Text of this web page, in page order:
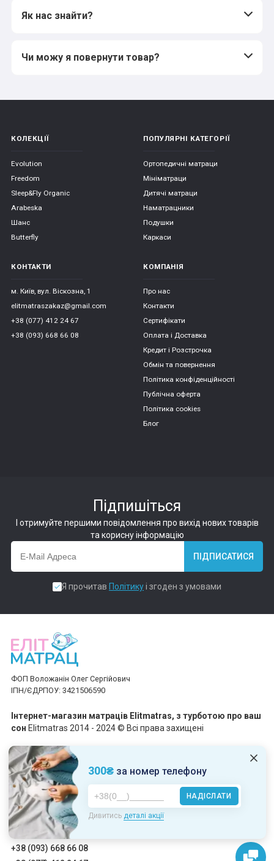
Як нас знайти?
Чи можу я повернути товар?
300₴за номер телефону
НАДІСЛАТИ
Дивитись деталі акції
КОЛЕКЦІЇ
Evolution
Freedom
Sleep&Fly Organic
Arabeska
Шанс
Butterfly
ПОПУЛЯРНІ КАТЕГОРІЇ
Ортопедичні матраци
Мініматраци
Дитячі матраци
Наматрацники
Подушки
Каркаси
КОНТАКТИ
м. Київ, вул. Віскозна, 1
elitmatraszakaz@gmail.com
+38 (077) 412 24 67
+38 (093) 668 66 08
КОМПАНІЯ
Про нас
Контакти
Сертифікати
Оплата і Доставка
Кредит і Розстрочка
Обмін та повернення
Політика конфіденційності
Публічна оферта
Політика cookies
Блог
Підпишіться
І отримуйте першими повідомлення про вихід нових товарів
та корисну інформацію
ПІДПИСАТИСЯ
Я прочитав Політикуі згоден з умовами
ФОП Воложанін Олег Сергійович
ІПН/ЄДРПОУ: 3421506590
Інтернет-магазин матраців Elitmatras, з турботою про ваш
сон Elitmatras 2014 - 2024 © Всі права захищені
Приймаємо платежі
Пн-Пт: 10:00 - 19:00
Сб-Нд: 10:00 - 17:00
+38 (093) 668 66 08